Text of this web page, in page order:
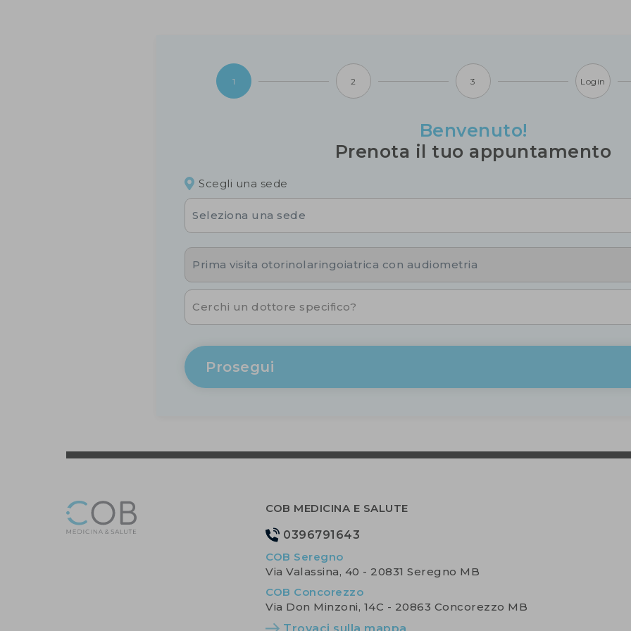
1 2 3 Login
Benvenuto!
Prenota il tuo appuntamento
Scegli una sede
Seleziona una sede
Prima visita otorinolaringoiatrica con audiometria
Cerchi un dottore specifico?
Prosegui
COB MEDICINA E SALUTE
0396791643
COB Seregno
Via Valassina, 40 - 20831 Seregno MB
COB Concorezzo
Via Don Minzoni, 14C - 20863 Concorezzo MB